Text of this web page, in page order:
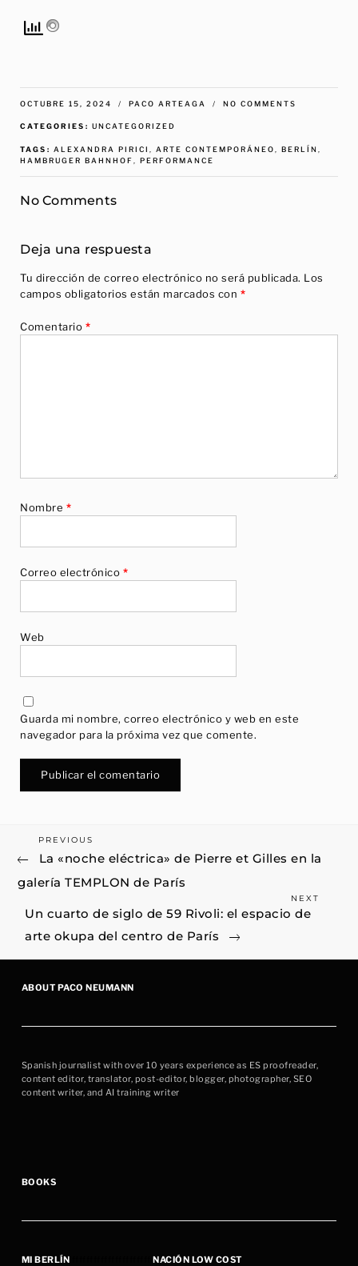
OCTUBRE 15, 2024 PACO ARTEAGA NO COMMENTS
CATEGORIES UNCATEGORIZED
TAGS ALEXANDRA PIRICI ARTE CONTEMPORÁNEO
BERLÍN
HAMBRUGER BAHNHOF
PERFORMANCE
No Comments
Deja una respuesta
Tu dirección de correo electrónico no será publicada. Los
campos obligatorios están marcados con *
Comentario *
Nombre *
Correo electrónico *
Web
Guarda mi nombre, correo electrónico y web en este
navegador para la próxima vez que comente.
Navegación
de
entradas
Previous
Post
PREVIOUS
La «noche eléctrica» de Pierre et Gilles en la
galería TEMPLON de París
Post
NEXT
Un cuarto de siglo de 59 Rivoli: el espacio de
arte okupa del centro de París
ABOUTPACO NEUMANN
Spanish journalist with over 10 years experience as ES proofreader,
content editor, translator, post-editor, blogger, photographer, SEO
content writer, and AI training writer
BOOKS
MI BERLÍN ffffffffffffffffffffffNACIÓN LOW COST